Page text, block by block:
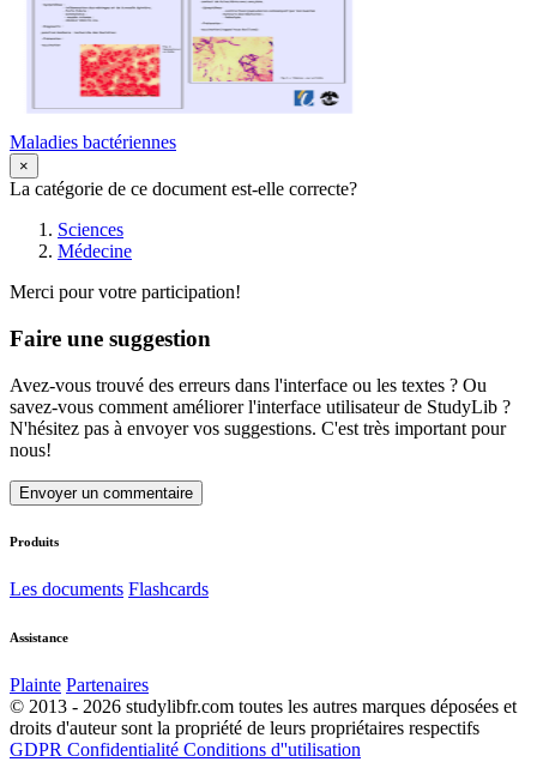
Maladies bactériennes
×
La catégorie de ce document est-elle correcte?
Sciences
Médecine
Merci pour votre participation!
Faire une suggestion
Avez-vous trouvé des erreurs dans l'interface ou les textes ? Ou
savez-vous comment améliorer l'interface utilisateur de StudyLib ?
N'hésitez pas à envoyer vos suggestions. C'est très important pour
nous!
Envoyer un commentaire
Produits
Les documents Flashcards
Assistance
Plainte Partenaires
© 2013 - 2026 studylibfr.com toutes les autres marques déposées et
droits d'auteur sont la propriété de leurs propriétaires respectifs
GDPR Confidentialité Conditions d''utilisation